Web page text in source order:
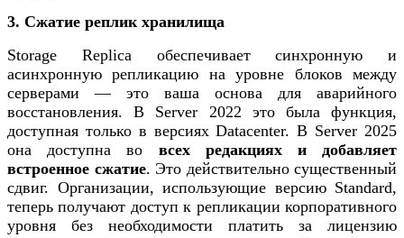
3. Сжатие реплик хранилища
Storage Replica обеспечивает синхронную и
асинхронную репликацию на уровне блоков между
серверами — это ваша основа для аварийного
восстановления. В Server 2022 это была функция,
доступная только в версиях Datacenter. В Server 2025
она доступна во всех редакциях и добавляет
встроенное сжатие. Это действительно существенный
сдвиг. Организации, использующие версию Standard,
теперь получают доступ к репликации корпоративного
уровня без необходимости платить за лицензию